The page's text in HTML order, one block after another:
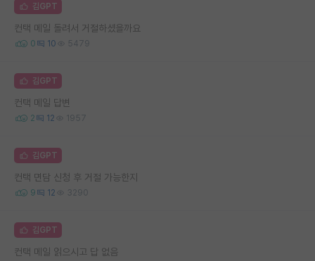
김GPT
컨택 메일 돌려서 거절하셨을까요
0 10 5479
김GPT
컨택 메일 답변
2 12 1957
김GPT
컨택 면담 신청 후 거절 가능한지
9 12 3290
김GPT
컨택 메일 읽으시고 답 없음